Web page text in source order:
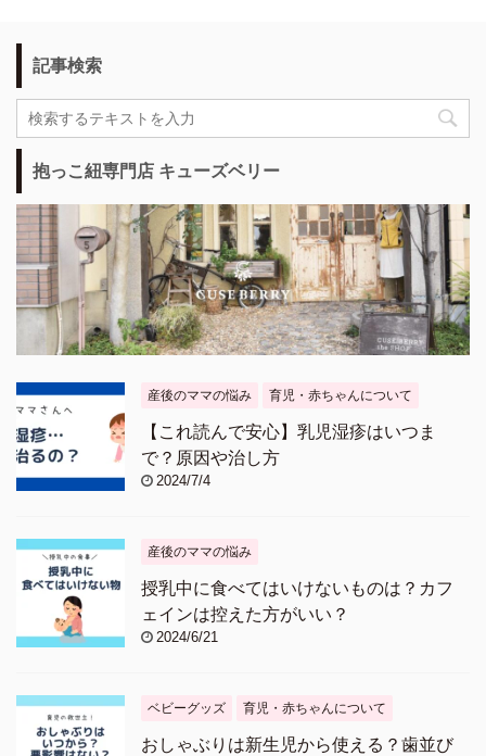
記事検索
抱っこ紐専門店 キューズベリー
産後のママの悩み 育児・赤ちゃんについて
【これ読んで安心】乳児湿疹はいつま
で？原因や治し方
2024/7/4
産後のママの悩み
授乳中に食べてはいけないものは？カフ
ェインは控えた方がいい？
2024/6/21
ベビーグッズ 育児・赤ちゃんについて
おしゃぶりは新生児から使える？歯並び